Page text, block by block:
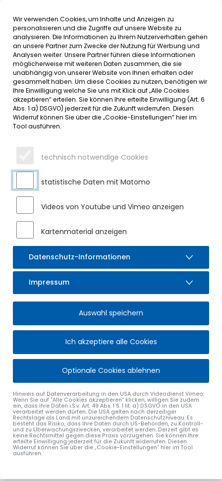
Inhalt der Seite anspringen
Informationen undMENÜ
SERVICE
HERZLICHEN GLÜCKWUNSCH ZUR
DIAMANTENEN HOCHZEIT
Donnerstag, 02.11.2023
aus Burgratz das Fest der diamantenen Hochzeit feiern.
Erster Bürgermeister Gerhard Frey übermittelte im Namen
des Marktes Sulzberg die herzlichsten Glück- und
Segenswünsche und überreichte ein Geschenk, Blumen
sowie die Jubiläumsurkunde des Marktes Sulzberg. Wir
wünschen dem Jubelpaar weiterhin alles erdenklich Gute
sowie noch viele glückliche und gemeinsame Jahre.
alle Nachrichten
Wir verwenden Cookies, um Inhalte und Anzeigen zu
personalisieren und die Zugriffe auf unsere Website zu
analysieren. Die Informationen zu Ihrem Nutzerverhalten gehen
an unsere Partner zum Zwecke der Nutzung für Werbung und
Analysen weiter. Unsere Partner führen diese Informationen
möglicherweise mit weiteren Daten zusammen, die sie
unabhängig von unserer Website von Ihnen erhalten oder
gesammelt haben. Um diese Cookies zu nutzen, benötigen wir
Ihre Einwilligung welche Sie uns mit Klick auf „Alle Cookies
akzeptieren“ erteilen. Sie können Ihre erteilte Einwilligung (Art. 6
Abs. 1 a) DSGVO) jederzeit für die Zukunft widerrufen. Diesen
Widerruf können Sie über die „Cookie-Einstellungen“ hier im
Tool ausführen.
technisch notwendige Cookies
statistische Daten mit Matomo
Videos von Youtube und Vimeo anzeigen
Kartenmaterial anzeigen
Datenschutz-Informationen
Impressum
Auswahl speichern
Ich akzeptiere alle Cookies
Optionale Cookies ablehnen
Hinweis auf Datenverarbeitung in den USA durch Videodienst Vimeo:
Wenn Sie auf "Alle Cookies akzeptieren“ klicken, willigen Sie zudem
ein, dass ihre Daten i.S.v. Art. 49 Abs. 1 S. 1 lit. a) DSGVO in den USA
verarbeitet werden dürfen. Die USA gelten nach derzeitiger
Rechtslage als Land mit unzureichendem Datenschutzniveau. Es
besteht das Risiko, dass Ihre Daten durch US-Behörden, zu Kontroll-
und zu Überwachungszwecken, verarbeitet werden. Derzeit gibt es
keine Rechtsmittel gegen diese Praxis vorzugehen. Sie können Ihre
erteilte Einwilligung jederzeit für die Zukunft widerrufen. Diesen
Widerruf können Sie über die „Cookie-Einstellungen“ hier im Tool
ausführen.